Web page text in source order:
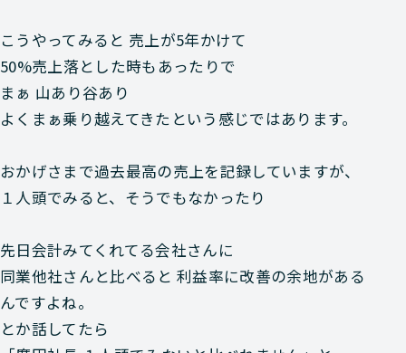
こうやってみると 売上が5年かけて
50%売上落とした時もあったりで
まぁ 山あり谷あり
よくまぁ乗り越えてきたという感じではあります。
おかげさまで過去最高の売上を記録していますが、
１人頭でみると、そうでもなかったり
先日会計みてくれてる会社さんに
同業他社さんと比べると 利益率に改善の余地がある
んですよね。
とか話してたら